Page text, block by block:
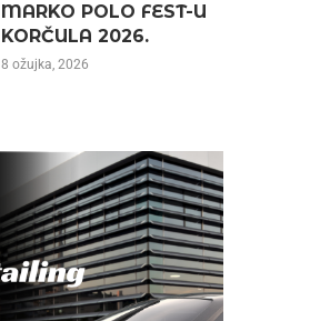
MARKO POLO FEST-U
KORČULA 2026.
8 ožujka, 2026